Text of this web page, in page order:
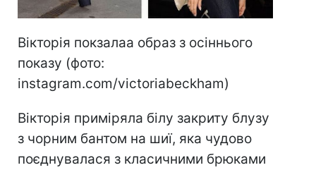
Вікторія покзалаа образ з осіннього
показу (фото:
instagram.com/victoriabeckham)
Вікторія приміряла білу закриту блузу
з чорним бантом на шиї, яка чудово
поєднувалася з класичними брюками